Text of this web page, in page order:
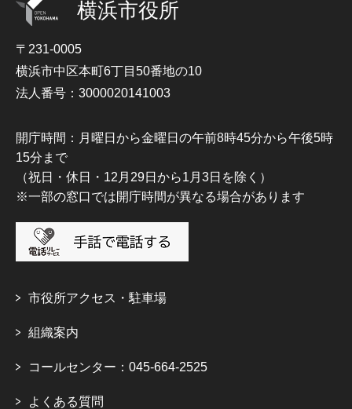
横浜市役所
〒231-0005
横浜市中区本町6丁目50番地の10
法人番号：3000020141003
開庁時間：月曜日から金曜日の午前8時45分から午後5時
15分まで
（祝日・休日・12月29日から1月3日を除く）
※一部の窓口では開庁時間が異なる場合があります
市役所アクセス・駐車場
組織案内
コールセンター：045-664-2525
よくある質問